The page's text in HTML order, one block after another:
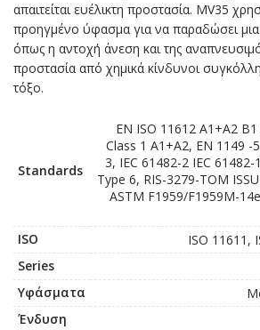
απαιτείται ευέλικτη προστασία. MV35
προηγμένο ύφασμα για να παραδώσει
όπως η αντοχή άνεση και της
προστασία από χημικά κίνδυνοι
τόξο.
Standards
EN ISO 11612 A1+A2
Class 1 A1+A2, EN 1149 -
3, IEC 61482-2 IEC
Type 6, RIS-3279-TOM
ASTM F1959/F1959M-
ISO
ISO 11611,
Series
Υφάσματα
Ένδυση